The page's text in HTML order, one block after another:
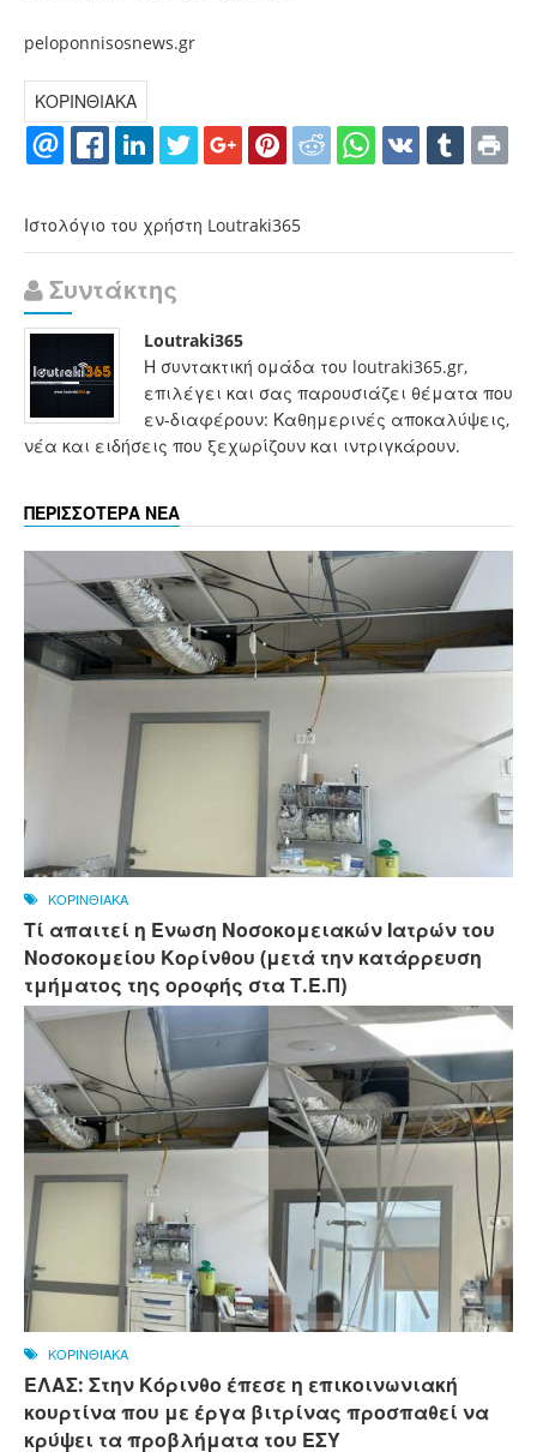
peloponnisosnews.gr
ΚΟΡΙΝΘΙΑΚΑ
Ιστολόγιο του χρήστη Loutraki365
Συντάκτης
Loutraki365
Η συντακτική ομάδα του loutraki365.gr,
επιλέγει και σας παρουσιάζει θέματα που
εν-διαφέρουν: Καθημερινές αποκαλύψεις,
νέα και ειδήσεις που ξεχωρίζουν και ιντριγκάρουν.
ΠΕΡΙΣΣΟΤΕΡΑ ΝΕΑ
ΚΟΡΙΝΘΙΑΚΑ
Τί απαιτεί η Ένωση Νοσοκομειακών Ιατρών του
Νοσοκομείου Κορίνθου (μετά την κατάρρευση
τμήματος της οροφής στα Τ.Ε.Π)
ΚΟΡΙΝΘΙΑΚΑ
ΕΛΑΣ: Στην Κόρινθο έπεσε η επικοινωνιακή
κουρτίνα που με έργα βιτρίνας προσπαθεί να
κρύψει τα προβλήματα του ΕΣΥ